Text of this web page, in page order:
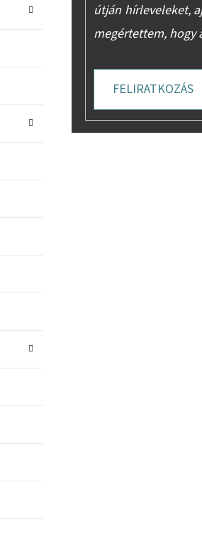
útján hírleveleket,
megértettem, hogy
FELIRATKOZÁS